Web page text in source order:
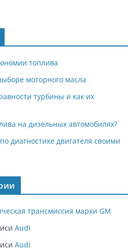
топлива
моторного масла
турбины и как их
на дизельных автомобилях?
диагностике двигателя своими
трансмиссия марки GM
Audi
Audi